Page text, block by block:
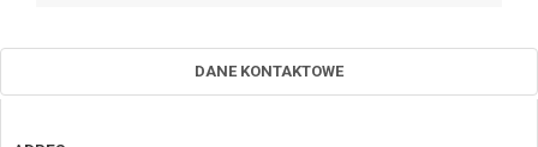
DANE KONTAKTOWE